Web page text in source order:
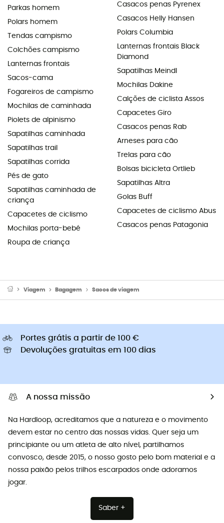
Parkas homem
Polars homem
Tendas campismo
Colchões campismo
Lanternas frontais
Sacos-cama
Fogareiros de campismo
Mochilas de caminhada
Piolets de alpinismo
Sapatilhas caminhada
Sapatilhas trail
Sapatilhas corrida
Pés de gato
Sapatilhas caminhada de
criança
Capacetes de ciclismo
Mochilas porta-bebé
Roupa de criança
Casacos penas Pyrenex
Casacos Helly Hansen
Polars Columbia
Lanternas frontais Black
Diamond
Sapatilhas Meindl
Mochilas Dakine
Calções de ciclista Assos
Capacetes Giro
Casacos penas Rab
Arneses para cão
Trelas para cão
Bolsas bicicleta Ortlieb
Sapatilhas Altra
Golas Buff
Capacetes de ciclismo Abus
Casacos penas Patagonia
Viagem Bagagem Sacos de viagem
Portes grátis a partir de 100 €
Devoluções gratuitas em 100 dias
A nossa missão
Na Hardloop, acreditamos que a natureza e o movimento
devem estar no centro das nossas vidas. Quer seja um
principiante ou um atleta de alto nível, partilhamos
convosco, desde 2015, o nosso gosto pelo bom material e a
nossa paixão pelos trilhos escarpados onde adoramos
jogar.
Saber +